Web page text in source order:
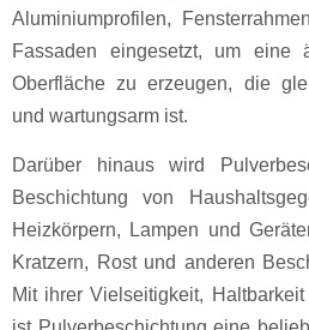
Aluminiumprofilen,
Fassaden eingesetzt, um eine
Oberfläche zu erzeugen, die
und wartungsarm ist.
Darüber hinaus wird
Beschichtung von
Heizkörpern, Lampen und
Kratzern, Rost und anderen
Mit ihrer Vielseitigkeit,